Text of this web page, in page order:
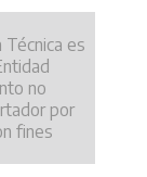
Técnica es
no
por
fines